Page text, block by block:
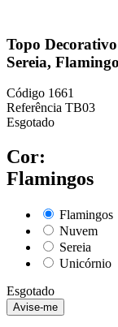
Topo
Sereia,
Código 1661
Referência TB03
Esgotado
Cor:
Flamingos
Flamingos
Nuvem
Sereia
Unicórnio
Esgotado
Avise-me